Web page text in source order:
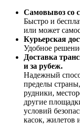
Самовывоз со
Быстро и
или может
Курьерская
Удобное
Доставка
и за рубеж.
Надежный
пределы
рудники,
другие
условий
касок, жилетов